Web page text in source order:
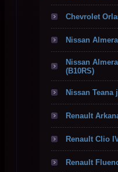
Chevrolet
Nissan Almera
Nissan
(B10RS)
Nissan Teana
Renault
Renault Clio
Renault